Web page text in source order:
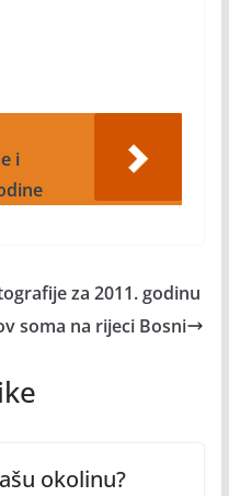
i
za 2011. godinu
soma na rijeci Bosni
okolinu?